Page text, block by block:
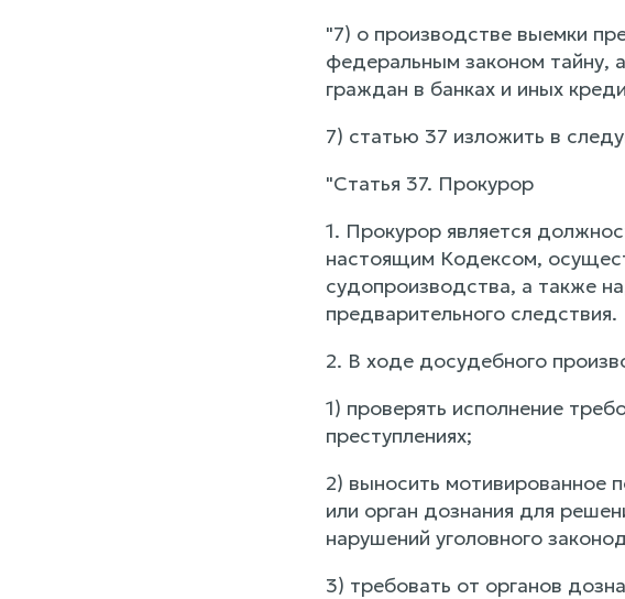
"7) о производстве выемки
федеральным законом тайну,
граждан в банках и иных
7) статью 37 изложить в
"Статья 37. Прокурор
1. Прокурор является
настоящим Кодексом,
судопроизводства, а также
предварительного следствия.
2. В ходе досудебного
1) проверять исполнение
преступлениях;
2) выносить мотивированное
или орган дознания для
нарушений уголовного
3) требовать от органов